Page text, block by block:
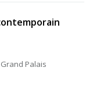
Palais